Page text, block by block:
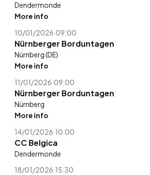
Dendermonde
More info
10/01/2026·09:00
Nürnberger Borduntagen
Nürnberg (DE)
More info
11/01/2026·09:00
Nürnberger Borduntagen
Nürnberg
More info
14/01/2026·10:00
CC Belgica
Dendermonde
18/01/2026·15:30